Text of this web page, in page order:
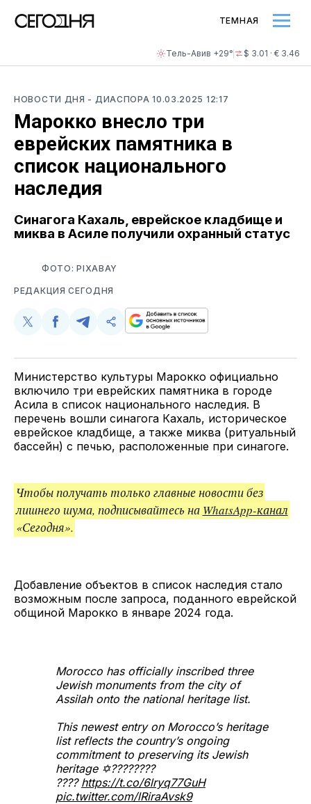
Тель-Авив +29° $ 3.01 · € 3.46
ТЕМНАЯ
НОВОСТИ ДНЯ - ДИАСПОРА10.03.2025 12:17
Марокко внесло три
еврейских памятника в
список национального
наследия
Синагога Кахаль, еврейское кладбище и
миква в Асиле получили охранный статус
ФОТО: PIXABAY
РЕДАКЦИЯ СЕГОДНЯ
Поделиться
Twitter
Поделиться
Facebook
Поделиться
Telegram
Скопируйте
поделитесь
ссылкой
Министерство культуры Марокко официально
включило три еврейских памятника в городе
Асила в список национального наследия. В
перечень вошли синагога Кахаль, историческое
еврейское кладбище, а также миква (ритуальный
бассейн) с печью, расположенные при синагоге.
Чтобы получать только главные новости без
лишнего шума, подписывайтесь на WhatsApp-канал
«Сегодня».
Добавление объектов в список наследия стало
возможным после запроса, поданного еврейской
общиной Марокко в январе 2024 года.
Morocco has officially inscribed three
Jewish monuments from the city of
Assilah onto the national heritage list.
This newest entry on Morocco’s heritage
list reflects the country’s ongoing
commitment to preserving its Jewish
heritage ✡️????????
???? https://t.co/6lryq77GuH
pic.twitter.com/lRiraAvsk9